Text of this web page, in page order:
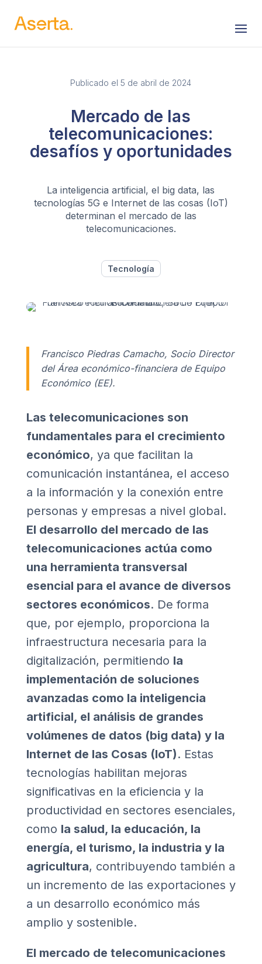
Saltar al contenido
Publicado el 5 de abril de 2024
Mercado de las
telecomunicaciones:
desafíos y oportunidades
La inteligencia artificial, el big data, las
tecnologías 5G e Internet de las cosas (IoT)
determinan el mercado de las
telecomunicaciones.
Tecnología
Francisco Piedras Camacho, Socio Director
del Área económico-financiera de Equipo
Económico (EE).
Las telecomunicaciones son
fundamentales para el crecimiento
económico, ya que facilitan la
comunicación instantánea, el acceso
a la información y la conexión entre
personas y empresas a nivel global.
El desarrollo del mercado de las
telecomunicaciones actúa como
una herramienta transversal
esencial para el avance de diversos
sectores económicos. De forma
que, por ejemplo, proporciona la
infraestructura necesaria para la
digitalización, permitiendo la
implementación de soluciones
avanzadas como la inteligencia
artificial, el análisis de grandes
volúmenes de datos (big data) y la
Internet de las Cosas (IoT). Estas
tecnologías habilitan mejoras
significativas en la eficiencia y la
productividad en sectores esenciales,
como la salud, la educación, la
energía, el turismo, la industria y la
agricultura, contribuyendo también a
un incremento de las exportaciones y
a un desarrollo económico más
amplio y sostenible.
El mercado de telecomunicaciones